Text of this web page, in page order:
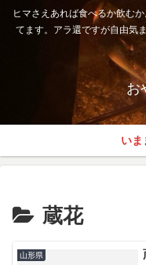
ヒマさえあれば食べるか飲む
てます。アラ還ですが自由気
お
いま
蔵花
山形県